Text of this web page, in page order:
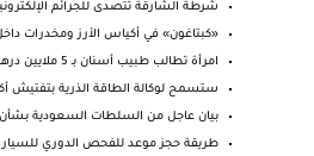
شرطة الشارقة تتصدى للجرائم
«كبتاغون» في أكياس الأرز ومخدرات
امرأة تطالب طبيب أسنان بـ 5 ملايين درهم تعويضاً عن...
ستسمح لوكالة الطاقة الذرية بتفتيش
بيان عاجل من السلطات السعودية
طريقة حجز موعد للفحص الدوري